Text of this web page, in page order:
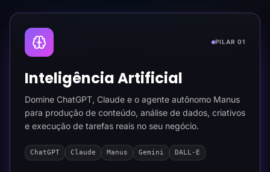
PILAR 01
Inteligência Artificial
Domine ChatGPT, Claude e o agente autônomo Manus
para produção de conteúdo, análise de dados, criativos
e execução de tarefas reais no seu negócio.
ChatGPT Claude Manus Gemini DALL-E